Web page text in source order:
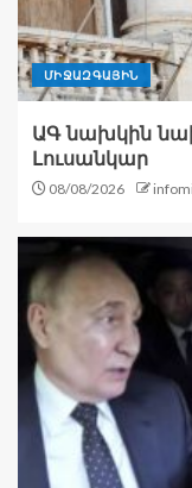
ՄԻՋԱԶԳԱՅԻՆ
ԱԳ նախկին
Լուսանկար
08/08/2026